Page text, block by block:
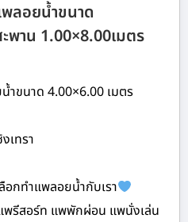
ลอยน้ำขนาด
พาน 1.00×8.00เมตร
ำขนาด 4.00×6.00 เมตร
เทรา
อกทำแพลอยน้ำกับเรา
รีสอร์ท แพพักผ่อน แพนั่งเล่น